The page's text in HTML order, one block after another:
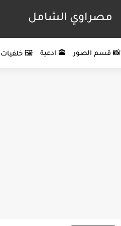
مصراوي الشامل
📸 قسم الصور 🕋 ادعية 🖼️ خلفيات